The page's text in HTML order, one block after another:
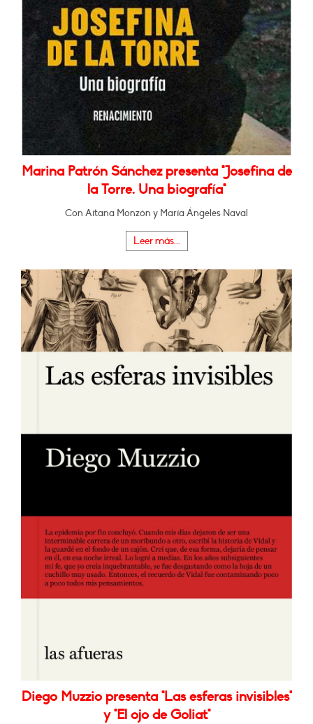
Marina Patrón Sánchez presenta "Josefina de
la Torre. Una biografía"
Con Aitana Monzón y María Ángeles Naval
Leer más...
Diego Muzzio presenta "Las esferas invisibles"
y "El ojo de Goliat"